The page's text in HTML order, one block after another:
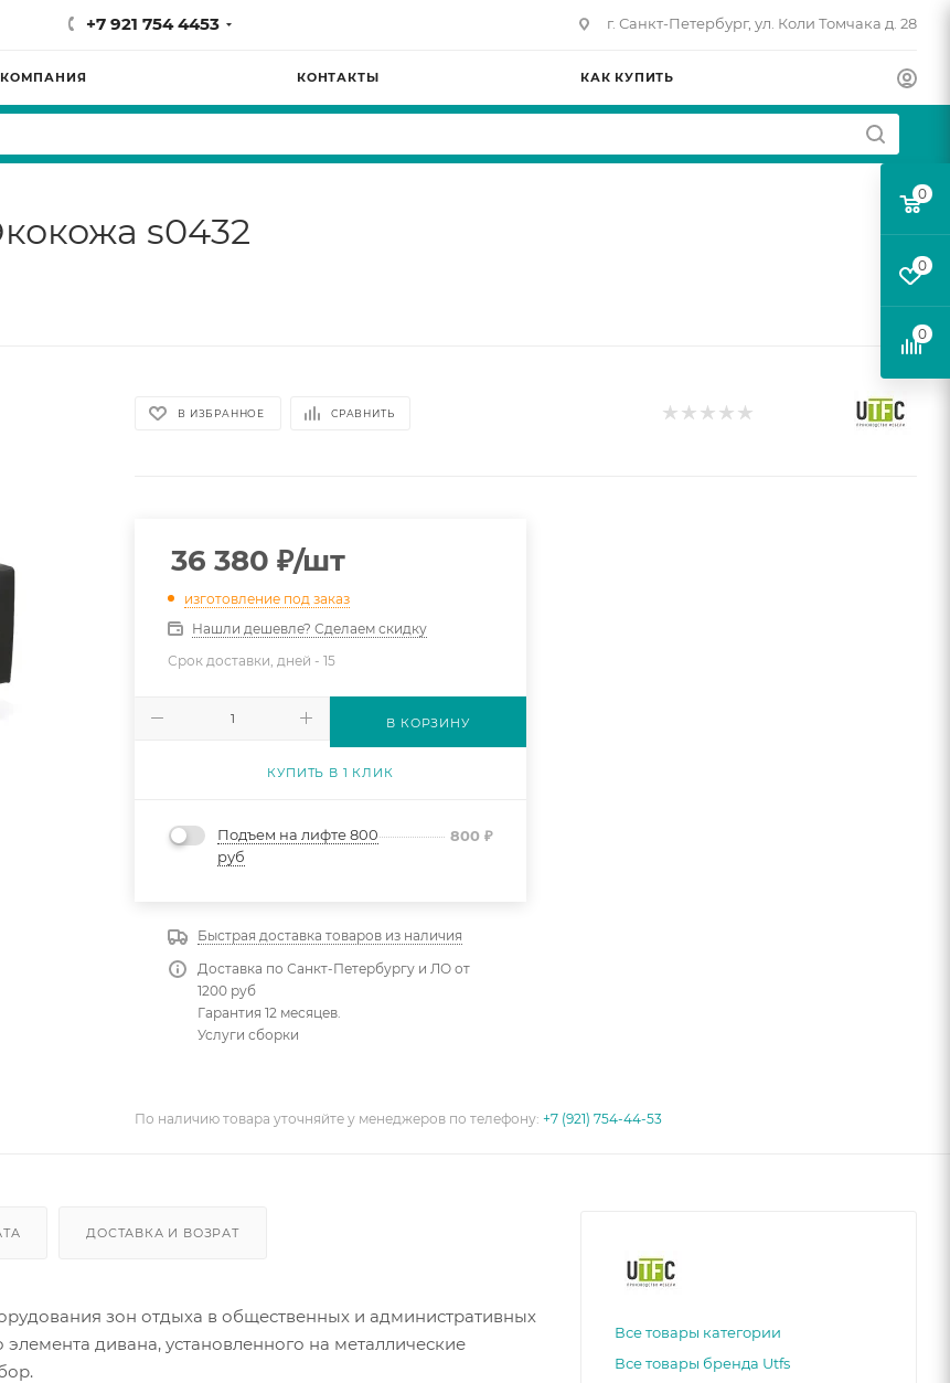
+7 921 754 4453 г. Санкт-Петербург, ул. Коли Томчака д. 28
КОМПАНИЯ КОНТАКТЫ КАК КУПИТЬ
s0432
В ИЗБРАННОЕ СРАВНИТЬ
36 380 ₽/шт
изготовление под заказ
Нашли дешевле? Сделаем скидку
Срок доставки, дней -15
В КОРЗИНУ
КУПИТЬ В 1 КЛИК
Подъем на лифте 800
руб
800₽
Быстрая доставка товаров из наличия
Доставка по Санкт-Петербургу и ЛО от
1200 руб
Гарантия 12 месяцев.
Услуги сборки
По наличию товара уточняйте у менеджеров по телефону:+7 (921) 754-44-53
ДОСТАВКА И ВОЗРАТ
зон отдыха в общественных и административных
дивана, установленного на металлические
Все товары категории
Все товары бренда Utfs
0
0
0